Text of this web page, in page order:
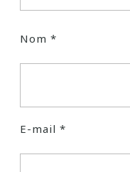
Nom *
E-mail *